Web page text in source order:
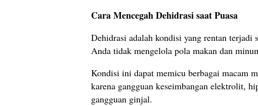
Cara Mencegah Dehidrasi saat Puasa
Dehidrasi adalah kondisi yang rentan terjadi
Anda tidak mengelola pola makan dan
Kondisi ini dapat memicu berbagai macam
karena gangguan keseimbangan elektrolit,
gangguan ginjal.